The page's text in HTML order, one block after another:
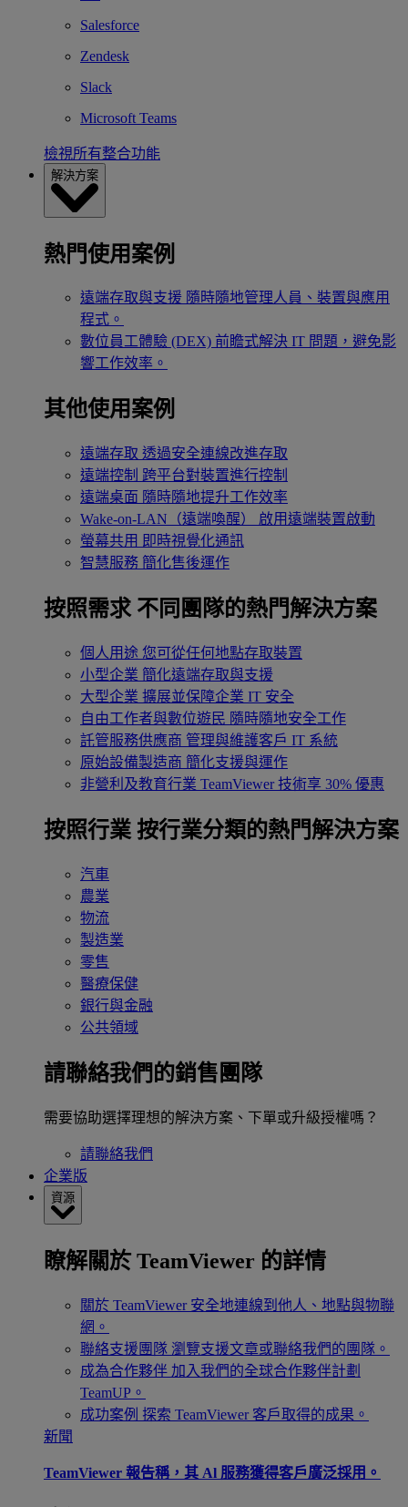
Salesforce
Zendesk
Slack
Microsoft Teams
檢視所有整合功能
解決方案
熱門使用案例
遠端存取與支援 隨時隨地管理人員、裝置與應用
程式。
數位員工體驗 (DEX) 前瞻式解決 IT 問題，避免影
響工作效率。
其他使用案例
遠端存取 透過安全連線改進存取
遠端控制 跨平台對裝置進行控制
遠端桌面 隨時隨地提升工作效率
Wake-on-LAN（遠端喚醒）
啟用遠端裝置啟動
螢幕共用 即時視覺化通訊
智慧服務 簡化售後運作
按照需求 不同團隊的熱門解決方案
個人用途 您可從任何地點存取裝置
小型企業 簡化遠端存取與支援
大型企業 擴展並保障企業 IT 安全
自由工作者與數位遊民 隨時隨地安全工作
託管服務供應商 管理與維護客戶 IT 系統
原始設備製造商 簡化支援與運作
非營利及教育行業 TeamViewer 技術享 30% 優惠
按照行業 按行業分類的熱門解決方案
汽車
農業
物流
製造業
零售
醫療保健
銀行與金融
公共領域
請聯絡我們的銷售團隊
需要協助選擇理想的解決方案、下單或升級授權嗎？
請聯絡我們
企業版
資源
瞭解關於 TeamViewer 的詳情
關於 TeamViewer 安全地連線到他人、地點與物聯
網。
聯絡支援團隊 瀏覽支援文章或聯絡我們的團隊。
成為合作夥伴 加入我們的全球合作夥伴計劃
TeamUP。
成功案例 探索 TeamViewer 客戶取得的成果。
新聞
TeamViewer 報告稱，其 Al 服務獲得客戶廣泛採用。